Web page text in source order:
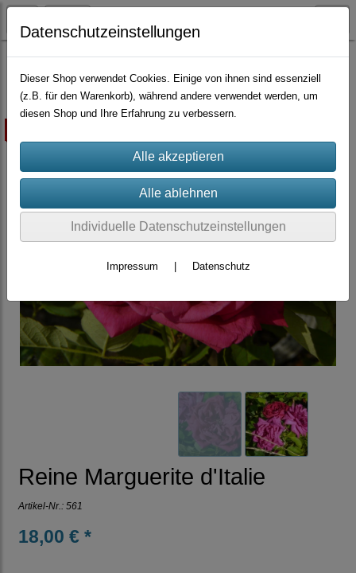
Container-Rosen Tee-Hybriden
Reine Marguerite d'Italie
Artikel-Nr.: 561
18,00 € *
Datenschutzeinstellungen
Dieser Shop verwendet Cookies. Einige von ihnen sind essenziell
(z.B. für den Warenkorb), während andere verwendet werden, um
diesen Shop und Ihre Erfahrung zu verbessern.
Individuelle Datenschutzeinstellungen
Impressum Datenschutz